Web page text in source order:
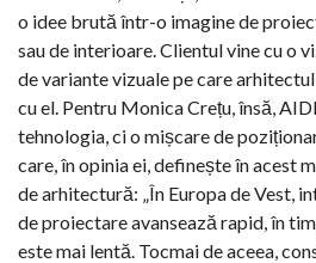
o idee brută într-o imagine de
sau de interioare. Clientul vine cu o
de variante vizuale pe care
cu el. Pentru Monica Crețu, însă,
tehnologia, ci o mișcare de
care, în opinia ei, definește în acest
de arhitectură: „În Europa de Vest,
de proiectare avansează rapid, în
este mai lentă. Tocmai de aceea,